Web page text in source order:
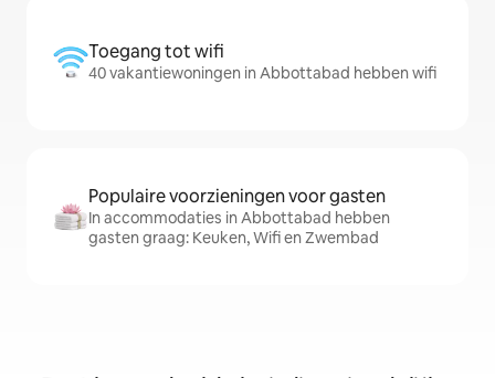
Toegang tot wifi
40 vakantiewoningen in Abbottabad hebben wifi
Populaire voorzieningen voor gasten
In accommodaties in Abbottabad hebben
gasten graag: Keuken, Wifi en Zwembad